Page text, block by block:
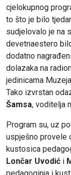
cjelokupnog
to što je bilo
sudjelovalo je na
devetnaestero
dodatno
dolazaka na
jedinicama
Tako izvrstan
Šamsa, voditelja
Program su, uz
uspješno provele
kustosica
Lončar Uvodić i